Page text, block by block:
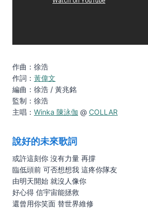
作曲：徐浩
作詞： 黃偉文
編曲：徐浩 / 黃兆銘
監制：徐浩
主唱： Winka 陳泳伽 @ COLLAR
說好的未來歌詞
或許這刻你 沒有力量 再撐
臨低頭前 可否想想我 這疼你隊友
由明天開始 就沒人像你
好心得 信宇宙能拯救
還曾用你笑面 替世界維修